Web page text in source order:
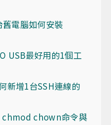
電腦如何安裝
USB最好用的1個工
新增1台SSH連線的
chmod chown命令與